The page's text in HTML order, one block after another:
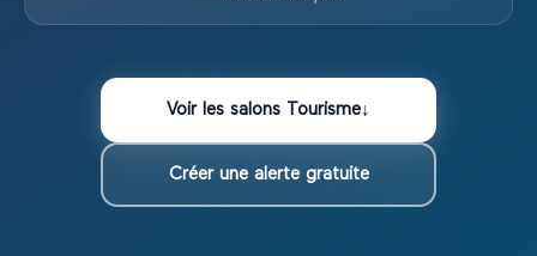
Voir les salons Tourisme↓
Créer une alerte gratuite